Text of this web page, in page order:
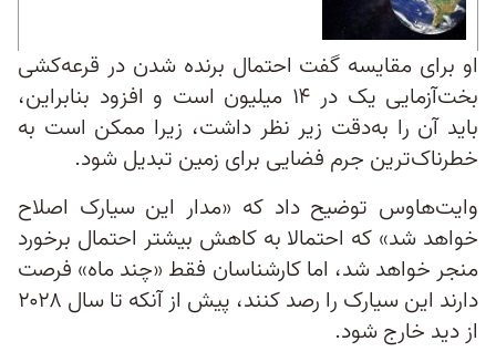
او برای مقایسه گفت احتمال برنده شدن در قرعه‌کشی
بخت‌آزمایی یک در ۱۴ میلیون است و افزود بنابراین،
باید آن را به‌دقت زیر نظر داشت، زیرا ممکن است به
خطرناک‌ترین جرم فضایی برای زمین تبدیل شود.
وایت‌هاوس توضیح داد که «مدار این سیارک اصلاح
خواهد شد» که احتمالا به کاهش بیشتر احتمال برخورد
منجر خواهد شد، اما کارشناسان فقط «چند ماه» فرصت
دارند این سیارک را رصد کنند، پیش از آنکه تا سال ۲۰۲۸
از دید خارج شود.